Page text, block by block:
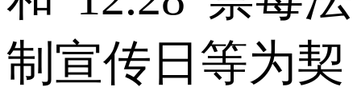
制宣传日等为契